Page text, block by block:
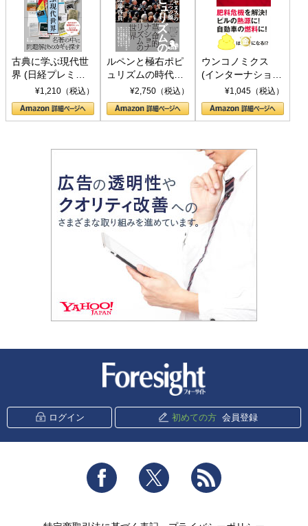
古典に学ぶ現代世
界 (日経プレミア
シリーズ)¥1,210（税込）
ルペンと極右ポピ
ュリズムの時代：
〈ヤヌス〉の二つ
の顔
¥2,750（税込）
ウンコノミクス
(インターナショナ
ル新書)¥1,045（税込）
ログイン 初めての方 会員登録
Facebook Twitter